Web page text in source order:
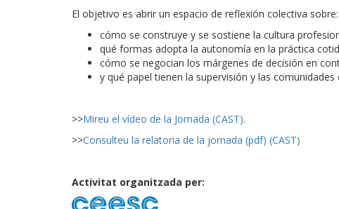
El objetivo es abrir un espacio de reflexión colectiva sobre:
cómo se construye y se sostiene la cultura
qué formas adopta la autonomía en la práctica
cómo se negocian los márgenes de decisión en
y qué papel tienen la supervisión y las
>>Mireu el vídeo de la Jornada (CAST).
>>Consulteu la relatoria de la jornada (pdf) (CAST)
Activitat organitzada per: